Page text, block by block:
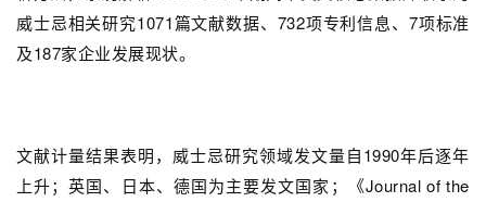
威士忌相关研究1071篇文献数据、732项专利信息、7项标准
及187家企业发展现状。
文献计量结果表明，威士忌研究领域发文量自1990年后逐年
上升；英国、日本、德国为主要发文国家；《Journal of the